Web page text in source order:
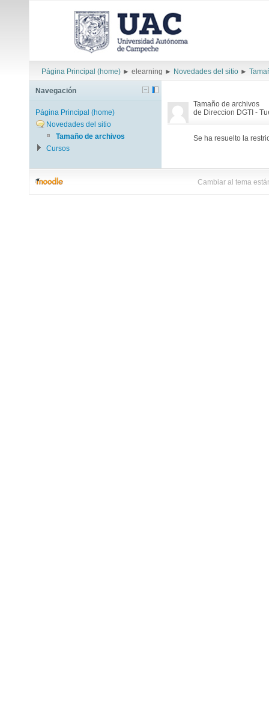
Página Principal (home) ► elearning ► Novedades del sitio ►
Tamaño de archivos
de Direccion DGTI -
Se ha resuelto la
Navegación
Página Principal (home)
Novedades del sitio
Tamaño de archivos
Cursos
Cambiar al tema